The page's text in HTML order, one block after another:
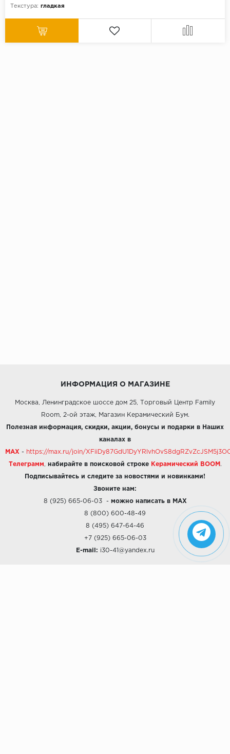
Текстура: гладкая
ИНФОРМАЦИЯ О МАГАЗИНЕ
Москва, Ленинградское шоссе дом 25, Торговый Центр Family
Room, 2-ой этаж, Магазин Керамический Бум.
Полезная информация, скидки, акции, бонусы и подарки в Наших
каналах в
MAX - https://max.ru/join/
Телеграмм набирайте в поисковой строке Керамический BOOM .
Подписывайтесь и следите за новостями и новинками!
Звоните нам:
8 (925) 665-06-03- можно написать в MAX
8 (800) 600-48-49
8 (495) 647-64-46
+7 (925) 665-06-03
E-mail: i30-41@yandex.ru